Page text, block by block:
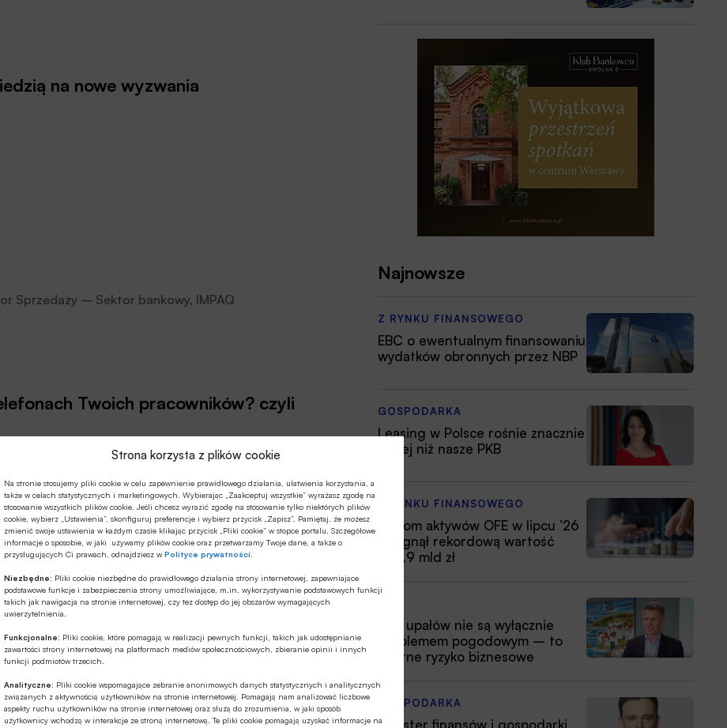
Strona korzysta z plików cookie
Na stronie stosujemy pliki cookie w celu zapewnienie prawidłowego działania, ułatwienia korzystania, a
także w celach statystycznych i marketingowych. Wybierając „Zaakceptuj wszystkie” wyrażasz zgodę na
stosowanie wszystkich plików cookie. Jeśli chcesz wyrazić zgodę na stosowanie tylko niektórych plików
cookie, wybierz „Ustawienia”, skonfiguruj preferencje i wybierz przycisk „Zapisz”. Pamiętaj, że możesz
zmienić swoje ustawienia w każdym czasie klikając przycisk „Pliki cookie” w stopce portalu. Szczegółowe
informacje o sposobie, w jaki używamy plików cookie oraz przetwarzamy Twoje dane, a także o
przysługujących Ci prawach, odnajdziesz wPolityce prywatności
Niezbędne: Pliki cookie niezbędne do prawidłowego działania strony internetowej, zapewniające
podstawowe funkcje i zabezpieczenia strony umożliwiające, m.in. wykorzystywanie podstawowych funkcji
takich jak nawigacja na stronie internetowej, czy tez dostęp do jej obszarów wymagających
uwierzytelnienia.
Funkcjonalne: Pliki cookie, które pomagają w realizacji pewnych funkcji, takich jak udostępnianie
zawartości strony internetowej na platformach mediów społecznościowych, zbieranie opinii i innych
funkcji podmiotów trzecich.
Analityczne: Pliki cookie wspomagające zebranie anonimowych danych statystycznych i analitycznych
związanych z aktywnością użytkowników na stronie internetowej. Pomagają nam analizować liczbowe
aspekty ruchu użytkowników na stronie internetowej oraz służą do zrozumienia, w jaki sposób
użytkownicy wchodzą w interakcje ze stroną internetową. Te pliki cookie pomagają uzyskać informacje na
na nowe wyzwania
Sprzedaży – Sektor bankowy, IMPAQ
Twoich pracowników? czyli
22 w Warszawie, odbędzie się śniadanie biznesowe
Najnowsze
Z RYNKU FINANSOWEGO
EBC o ewentualnym finansowaniu
wydatków obronnych przez NBP
GOSPODARKA
Leasing w Polsce rośnie znacznie
silniej niż nasze PKB
Z RYNKU FINANSOWEGO
Poziom aktywów OFE w lipcu ’26
osiągnął rekordową wartość
354,9 mld zł
Fale upałów nie są wyłącznie
problemem pogodowym – to
istotne ryzyko biznesowe
GOSPODARKA
Minister finansów i gospodarki